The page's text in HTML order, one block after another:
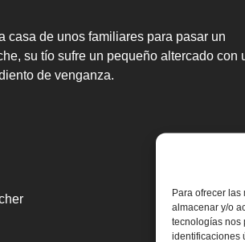
Para ofrecer
almacenar y/o
tecnologías nos
identificaciones
casa de unos familiares para pasar un
su tío sufre un pequeño altercado con
de venganza.